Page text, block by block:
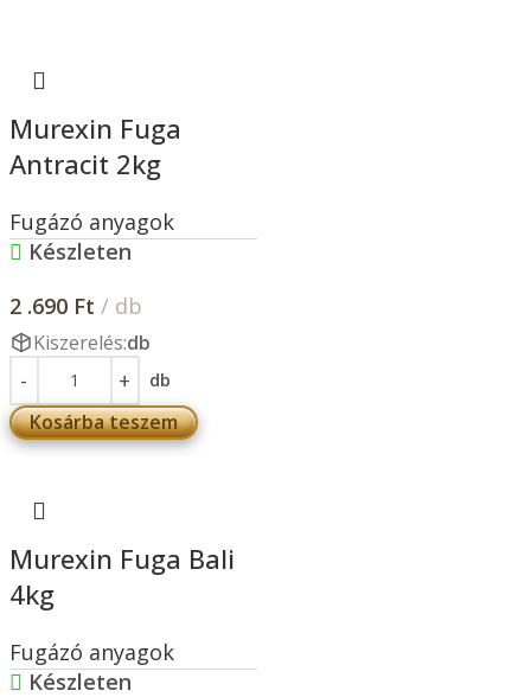
Murexin Fuga
Antracit 2kg
Fugázó anyagok
Készleten
2 .690 Ft / db
Kiszerelés:db
db
Kosárba teszem
Murexin Fuga Bali
4kg
Fugázó anyagok
Készleten